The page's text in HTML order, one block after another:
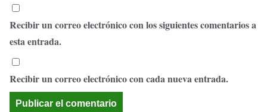
Recibir un correo electrónico con los siguientes comentarios a
esta entrada.
Recibir un correo electrónico con cada nueva entrada.